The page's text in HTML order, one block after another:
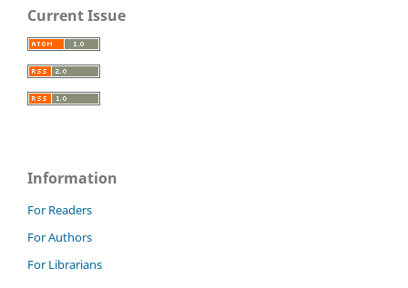
Current Issue
Information
For Readers
For Authors
For Librarians